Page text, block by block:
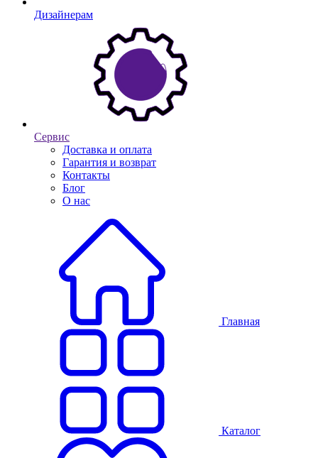
Дизайнерам
Сервис
Доставка и оплата
Гарантия и возврат
Контакты
Блог
О нас
Главная
Каталог